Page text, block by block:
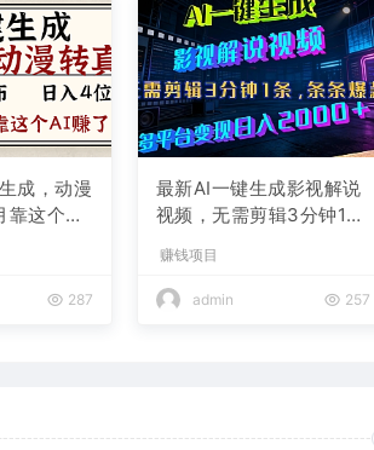
成，动漫
靠这个AI
287
最新AI一键生成影视解说
视频，无需剪辑3分钟1
现日入2000+
赚钱项目
admin 257